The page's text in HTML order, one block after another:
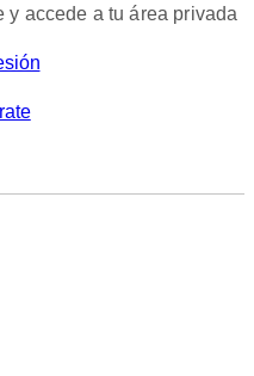
y accede a tu área privada